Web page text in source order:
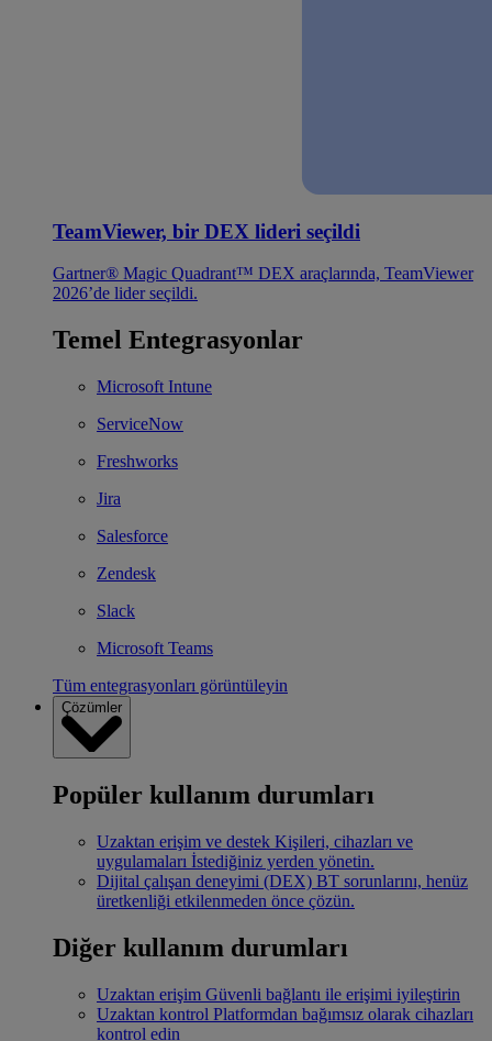
TeamViewer, bir DEX lideri seçildi
Gartner® Magic Quadrant™ DEX araçlarında, TeamViewer
2026’de lider seçildi.
Temel Entegrasyonlar
Microsoft Intune
ServiceNow
Freshworks
Jira
Salesforce
Zendesk
Slack
Microsoft Teams
Tüm entegrasyonları görüntüleyin
Çözümler
Popüler kullanım durumları
Uzaktan erişim ve destek Kişileri, cihazları ve
uygulamaları İstediğiniz yerden yönetin.
Dijital çalışan deneyimi (DEX) BT sorunlarını, henüz
üretkenliği etkilenmeden önce çözün.
Diğer kullanım durumları
Uzaktan erişim Güvenli bağlantı ile erişimi iyileştirin
Uzaktan kontrol Platformdan bağımsız olarak cihazları
kontrol edin